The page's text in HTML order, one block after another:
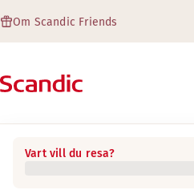
Om Scandic Friends
Vart vill du resa?